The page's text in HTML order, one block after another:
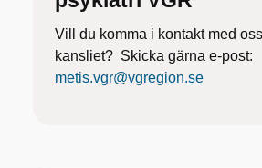
Vill du komma i kontakt med
kansliet? Skicka gärna e-post:
metis.vgr@vgregion.se